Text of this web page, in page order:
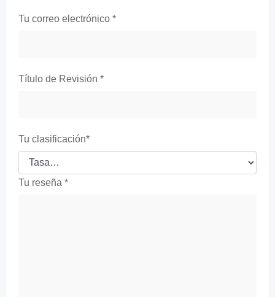
Tu correo electrónico *
Título de Revisión *
Tu clasificación*
Tu reseña *